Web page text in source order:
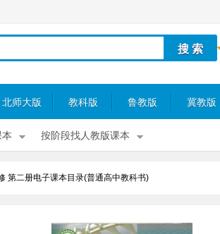
北师大版 教科版 鲁教版 冀教版
按阶段找人教版课本
第二册电子课本目录(普通高中教科书)